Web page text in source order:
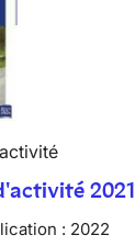
2021
: 2022